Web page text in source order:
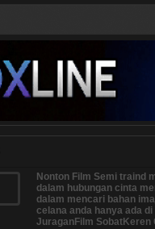
Nonton Film Semi traind
dalam hubungan cinta
dalam mencari bahan
celana anda hanya ada
JuraganFilm